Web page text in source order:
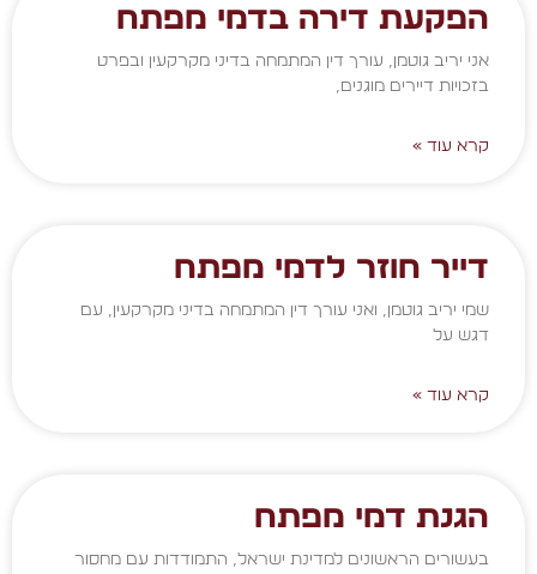
הפקעת דירה בדמי מפתח
אני יריב גוטמן, עורך דין המתמחה בדיני מקרקעין ובפרט
בזכויות דיירים מוגנים,
קרא עוד »
דייר חוזר לדמי מפתח
שמי יריב גוטמן, ואני עורך דין המתמחה בדיני מקרקעין, עם
דגש על
קרא עוד »
הגנת דמי מפתח
בעשורים הראשונים למדינת ישראל, התמודדות עם מחסור